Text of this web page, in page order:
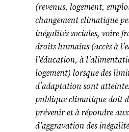
(revenus, logement,
changement climatique
inégalités sociales, voire
droits humains (accès à
l’éducation, à
logement) lorsque des
d’adaptation sont
publique climatique doit
prévenir et à répondre
d’aggravation des